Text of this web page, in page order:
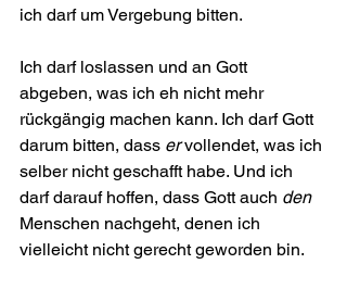
ich darf um Vergebung bitten.
Ich darf loslassen und an Gott
abgeben, was ich eh nicht mehr
rückgängig machen kann. Ich darf Gott
darum bitten, dass er vollendet, was ich
selber nicht geschafft habe. Und ich
darf darauf hoffen, dass Gott auch den
Menschen nachgeht, denen ich
vielleicht nicht gerecht geworden bin.